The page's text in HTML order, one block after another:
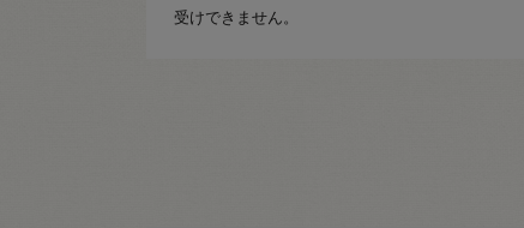
受けできません。